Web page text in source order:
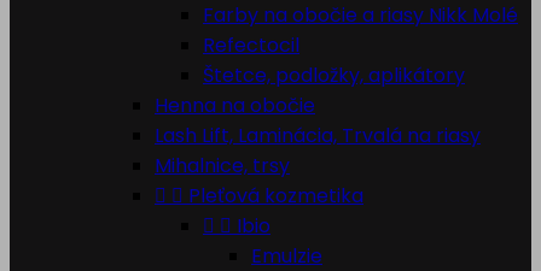
Farby na obočie a riasy Nikk Molé
Refectocil
Štetce, podložky, aplikátory
Henna na obočie
Lash Lift, Laminácia, Trvalá na riasy
Mihalnice, trsy
  Pleťová kozmetika
  Ibio
Emulzie